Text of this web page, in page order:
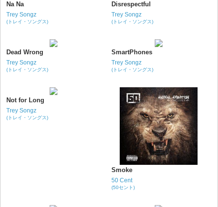
Na Na
Trey Songz
(トレイ・ソングス)
Disrespectful
Trey Songz
(トレイ・ソングス)
Dead Wrong
Trey Songz
(トレイ・ソングス)
SmartPhones
Trey Songz
(トレイ・ソングス)
Not for Long
Trey Songz
(トレイ・ソングス)
Smoke
50 Cent
(50セント)